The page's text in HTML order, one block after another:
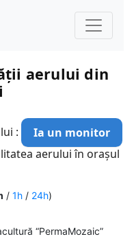
aerului din
:
Ia un monitor
aerului în orașul
/ 1h/ 24h)
“PermaMozaic”